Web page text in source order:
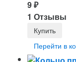
9₽
1 Отзывы
Перейти в